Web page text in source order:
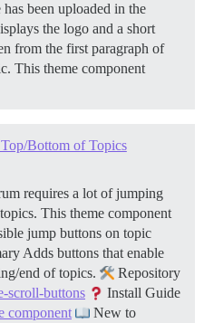
been uploaded in the
the logo and a short
from the first paragraph of
This theme component
Bottom of Topics
requires a lot of jumping
This theme component
jump buttons on topic
Adds buttons that enable
end of topics.
Repository
scroll-buttons
Install Guide
component
New to